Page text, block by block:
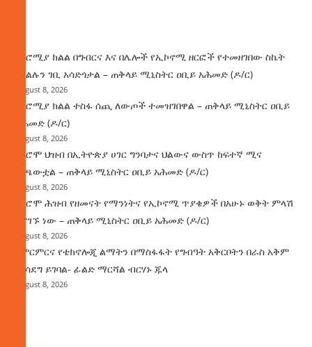
በኦሮሚያ ክልል በግብርና እና በሌሎች የኢኮኖሚ ዘርፎች የተመዘገበው ስኬት
የክልሉን ገቢ አሳድጎታል – ጠቅላይ ሚኒስትር ዐቢይ አሕመድ (ዶ/ር)
August 8, 2026
በኦሮሚያ ክልል ተስፋ ሰጪ ለውጦች ተመዝገበዋል – ጠቅላይ ሚኒስትር ዐቢይ
አሕመድ (ዶ/ር)
August 8, 2026
የኦሮሞ ህዝብ በኢትዮጵያ ሀገር ግንባታና ህልውና ውስጥ ከፍተኛ ሚና
ተጫውቷል – ጠቅላይ ሚኒስትር ዐቢይ አሕመድ (ዶ/ር)
August 8, 2026
የኦሮሞ ሕዝብ የዘመናት የማንነትና የኢኮኖሚ ጥያቄዎች በአሁኑ ወቅት ምላሽ
እያገኙ ነው – ጠቅላይ ሚኒስትር ዐቢይ አሕመድ (ዶ/ር)
August 8, 2026
የምርምርና የቴክኖሎጂ ልማትን በማስፋፋት የግብዓት አቅርቦትን በራስ አቅም
ማሳደግ ይገባል- ፊልድ ማርሻል ብርሃኑ ጁላ
August 8, 2026